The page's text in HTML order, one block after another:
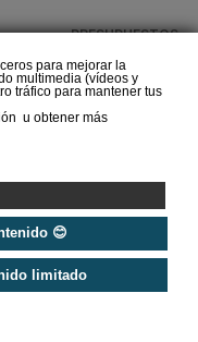
para mejorar la
multimedia (vídeos y
tráfico para mantener tus
u obtener más
😊
limitado
PRESUPUESTOS
3)